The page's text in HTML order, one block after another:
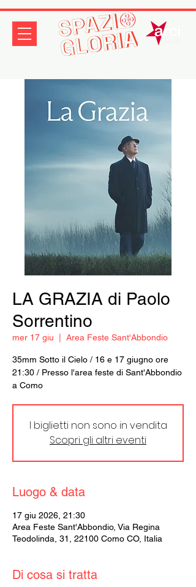
LA GRAZIA di Paolo
Sorrentino
mer 17 giu Area Feste Sant'Abbondio
35mm Sotto il Cielo / 16 e 17 giugno ore
21:30 / Presso l'area feste di Sant'Abbondio
a Como
I biglietti non sono in vendita
Scopri gli altri eventi
Luogo & data
17 giu 2026, 21:30
Area Feste Sant'Abbondio, Via Regina
Teodolinda, 31, 22100 Como CO, Italia
Di cosa si tratta